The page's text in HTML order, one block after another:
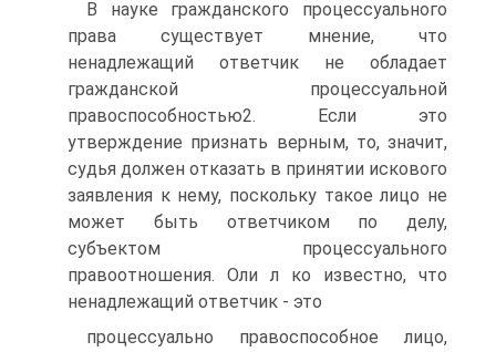
В науке гражданского процессуального
права существует мнение, что
ненадлежащий ответчик не обладает
гражданской процессуальной
правоспособностью2. Если это
утверждение признать верным, то, значит,
судья должен отказать в принятии искового
заявления к нему, поскольку такое лицо не
может быть ответчиком по делу,
субъектом процессуального
правоотношения. Оли л ко известно, что
ненадлежащий ответчик - это
процессуально правоспособное лицо,